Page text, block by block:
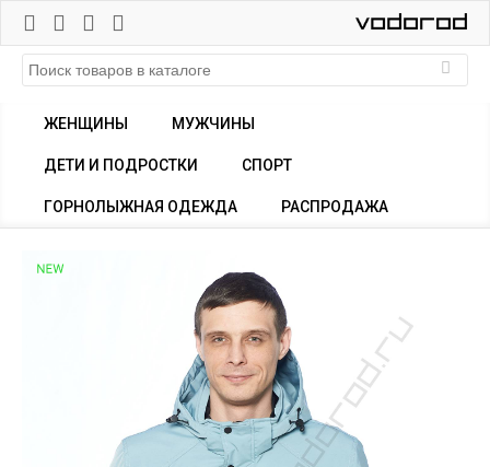
ЖЕНЩИНЫ МУЖЧИНЫ
ДЕТИ И ПОДРОСТКИ СПОРТ
ГОРНОЛЫЖНАЯ ОДЕЖДА РАСПРОДАЖА